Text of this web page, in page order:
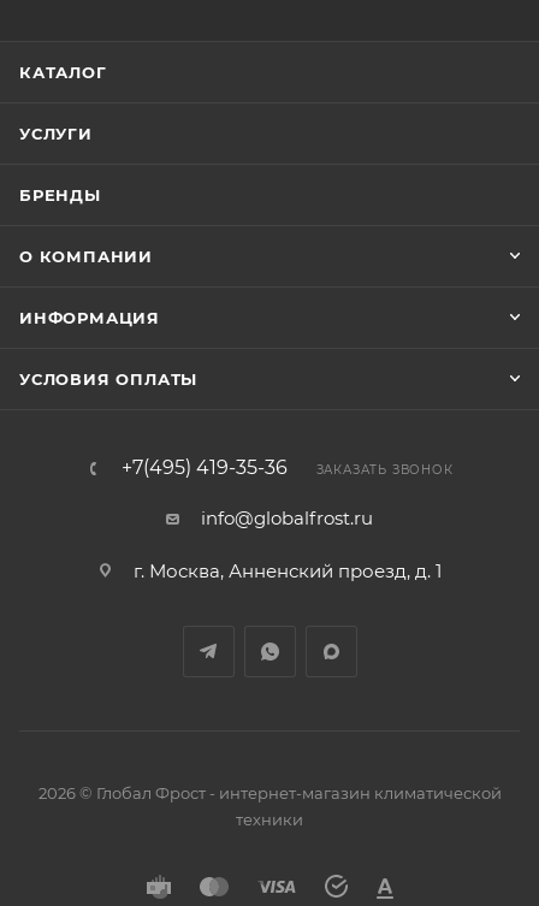
КАТАЛОГ
УСЛУГИ
БРЕНДЫ
О КОМПАНИИ
ИНФОРМАЦИЯ
УСЛОВИЯ ОПЛАТЫ
+7(495) 419-35-36 ЗАКАЗАТЬ ЗВОНОК
info@globalfrost.ru
г. Москва, Анненский проезд, д. 1
2026 © Глобал Фрост - интернет-магазин климатической
техники